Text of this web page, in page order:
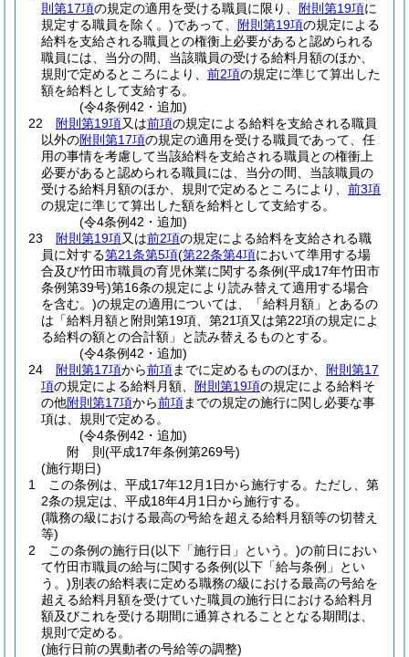
則第17項の規定の適用を受ける職員に限り、 附則第19項に
規定する職員を除く。)であって、 附則第19項の規定による
給料を支給される職員との権衡上必要があると認められる
職員には、当分の間、当該職員の受ける給料月額のほか、
規則で定めるところにより、 前2項の規定に準じて算出した
額を給料として支給する。
(令4条例42・追加)
22
附則第19項又は前項の規定による給料を支給される職員
以外の附則第17項の規定の適用を受ける職員であって、任
用の事情を考慮して当該給料を支給される職員との権衝上
必要があると認められる職員には、当分の間、当該職員の
受ける給料月額のほか、規則で定めるところにより、 前3項
の規定に準じて算出した額を給料として支給する。
(令4条例42・追加)
23
附則第19項又は前2項の規定による給料を支給される職
員に対する第21条第5項(第22条第4項において準用する場
合及び竹田市職員の育児休業に関する条例(平成17年竹田市
条例第39号)第16条の規定により読み替えて適用する場合
を含む。)の規定の適用については、「給料月額」とあるの
は「給料月額と附則第19項、第21項又は第22項の規定によ
る給料の額との合計額」と読み替えるものとする。
(令4条例42・追加)
24
附則第17項から前項までに定めるもののほか、
附則第17
項の規定による給料月額、 附則第19項の規定による給料そ
の他附則第17項から前項までの規定の施行に関し必要な事
項は、規則で定める。
(令4条例42・追加)
附 則(平成17年条例第269号)
(施行期日)
1
この条例は、平成17年12月1日から施行する。 ただし、第
2条の規定は、平成18年4月1日から施行する。
(職務の級における最高の号給を超える給料月額等の切替え
等)
2
この条例の施行日(以下「施行日」という。)の前日におい
て竹田市職員の給与に関する条例(以下「給与条例」とい
う。)別表の給料表に定める職務の級における最高の号給を
超える給料月額を受けていた職員の施行日における給料月
額及びこれを受ける期間に通算されることとなる期間は、
規則で定める。
(施行日前の異動者の号給等の調整)